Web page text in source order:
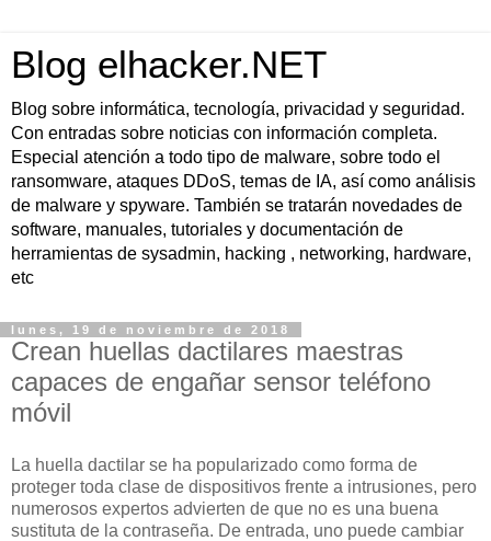
Blog elhacker.NET
Blog sobre informática, tecnología, privacidad y seguridad.
Con entradas sobre noticias con información completa.
Especial atención a todo tipo de malware, sobre todo el
ransomware, ataques DDoS, temas de IA, así como análisis
de malware y spyware. También se tratarán novedades de
software, manuales, tutoriales y documentación de
herramientas de sysadmin, hacking , networking, hardware,
etc
lunes, 19 de noviembre de 2018
Crean huellas dactilares maestras
capaces de engañar sensor teléfono
móvil
La huella dactilar se ha popularizado como forma de
proteger toda clase de dispositivos frente a intrusiones, pero
numerosos expertos advierten de que no es una buena
sustituta de la contraseña. De entrada, uno puede cambiar